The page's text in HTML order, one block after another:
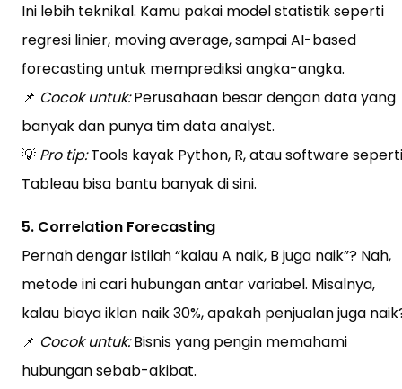
Ini lebih teknikal. Kamu pakai model statistik seperti
regresi linier, moving average, sampai AI-based
forecasting untuk memprediksi angka-angka.
📌 Cocok untuk:Perusahaan besar dengan data yang
banyak dan punya tim data analyst.
💡 Pro tip:Tools kayak Python, R, atau software seperti
Tableau bisa bantu banyak di sini.
5. Correlation Forecasting
Pernah dengar istilah “kalau A naik, B juga naik”? Nah,
metode ini cari hubungan antar variabel. Misalnya,
kalau biaya iklan naik 30%, apakah penjualan juga
📌 Cocok untuk:Bisnis yang pengin memahami
hubungan sebab-akibat.